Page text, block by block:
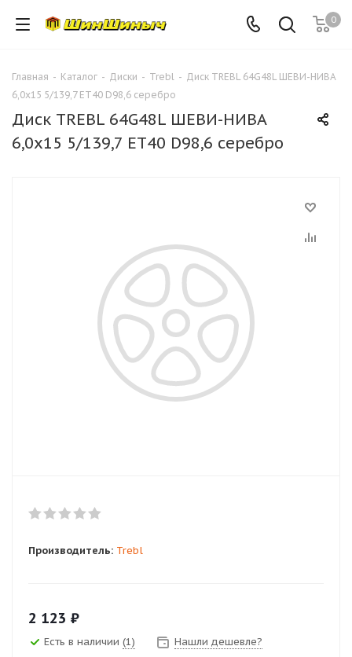
0
Главная - Каталог - Диски - Trebl - Диск TREBL 64G48L ШЕВИ-НИВА
6,0х15 5/139,7 ET40 D98,6 серебро
Диск TREBL 64G48L ШЕВИ-НИВА
6,0х15 5/139,7 ET40 D98,6 серебро
Производитель: Trebl
2 123 ₽
Есть в наличии (1) Нашли дешевле?